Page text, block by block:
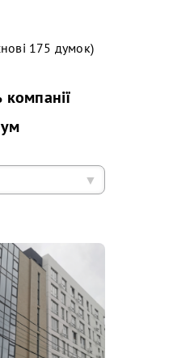
175 думок)
компанії